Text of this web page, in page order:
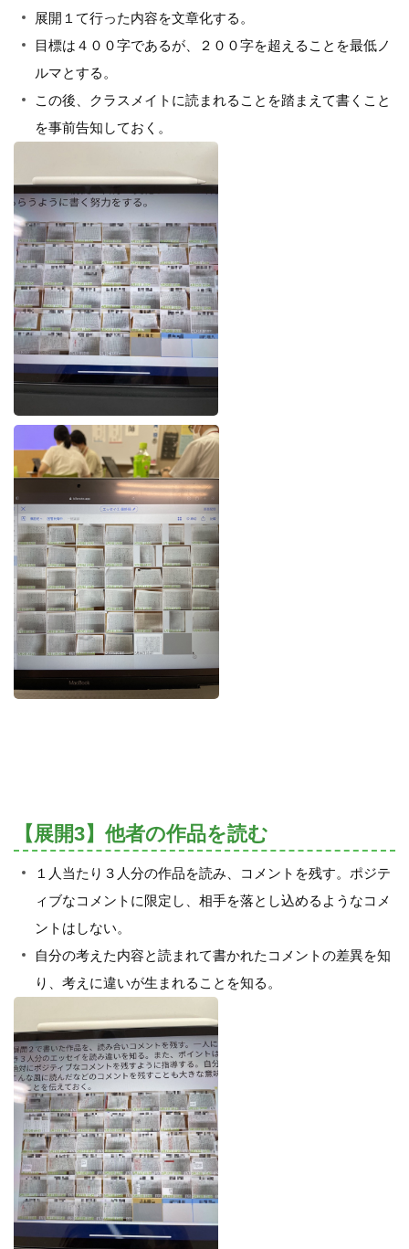
展開１て行った内容を文章化する。
目標は４００字であるが、２００字を超えることを最低ノ
ルマとする。
この後、クラスメイトに読まれることを踏まえて書くこと
を事前告知しておく。
【展開3】他者の作品を読む
１人当たり３人分の作品を読み、コメントを残す。ポジテ
ィブなコメントに限定し、相手を落とし込めるようなコメ
ントはしない。
自分の考えた内容と読まれて書かれたコメントの差異を知
り、考えに違いが生まれることを知る。